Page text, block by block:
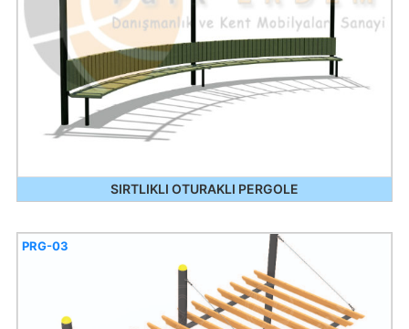
SIRTLIKLI OTURAKLI PERGOLE
PRG-03